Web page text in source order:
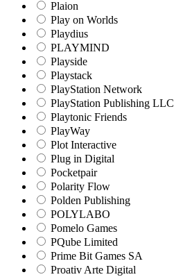
Plaion
Play on Worlds
Playdius
PLAYMIND
Playside
Playstack
PlayStation Network
PlayStation Publishing LLC
Playtonic Friends
PlayWay
Plot Interactive
Plug in Digital
Pocketpair
Polarity Flow
Polden Publishing
POLYLABO
Pomelo Games
PQube Limited
Prime Bit Games SA
Proativ Arte Digital